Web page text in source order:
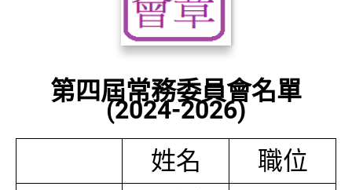
第四屆常務委員會名單
(2024-2026)
姓名
職位